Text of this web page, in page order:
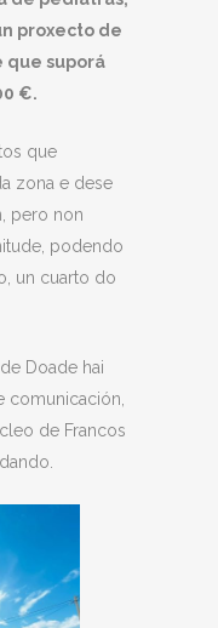
proxecto de
que suporá
€.
que
zona e dese
pero non
podendo
un cuarto do
Doade hai
comunicación,
de Francos